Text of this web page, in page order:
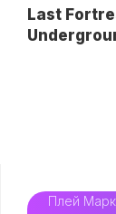
Last
Плей